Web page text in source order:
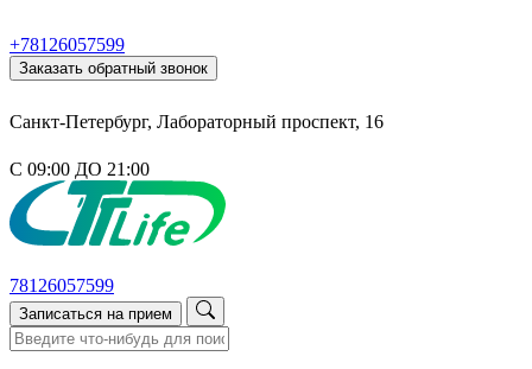
+78126057599
Заказать обратный звонок
Санкт-Петербург, Лабораторный проспект, 16
С 09:00 ДО 21:00
78126057599
Записаться на прием